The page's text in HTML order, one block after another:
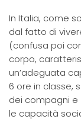
In Italia, come
dal fatto di
(confusa poi
corpo,
un’adeguata
6 ore in classe,
dei compagni
le capacità